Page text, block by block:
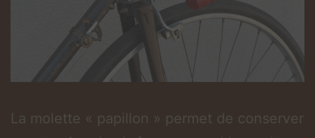
La molette « papillon » permet de conserver